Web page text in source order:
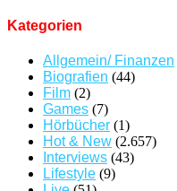
Kategorien
Allgemein/ Finanzen
Biografien (44)
Film (2)
Games (7)
Hörbücher (1)
Hot & New (2.657)
Interviews (43)
Lifestyle (9)